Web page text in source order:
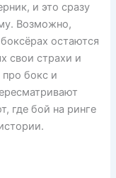
и это сразу
Возможно,
остаются
свои страхи и
бокс и
где бой на ринге